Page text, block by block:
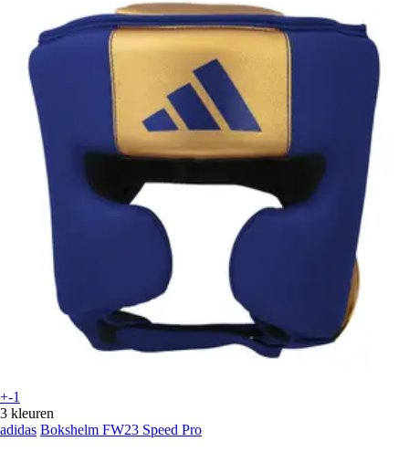
+-1
3 kleuren
adidas Bokshelm FW23 Speed Pro